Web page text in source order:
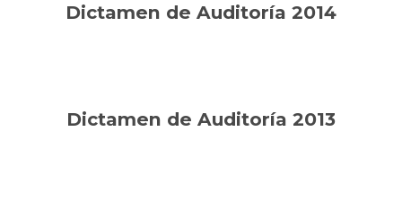
Dictamen de Auditoría 2014
Dictamen de Auditoría 2013